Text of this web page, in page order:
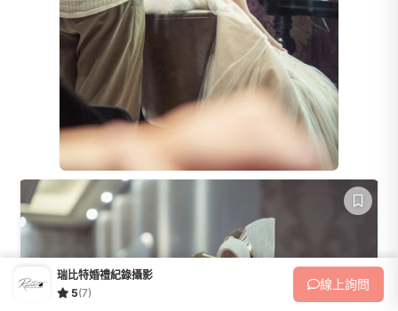
瑞比特婚禮紀錄攝影
5(7)
線上詢問